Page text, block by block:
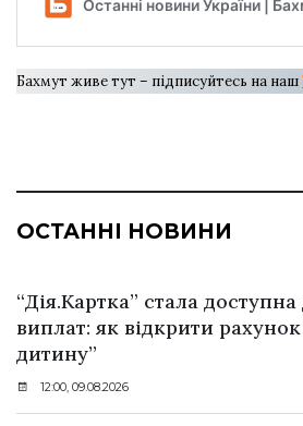
Бахмут живе тут – підписуйтесь на наш
ОСТАННІ НОВИНИ
“Дія.Картка” стала
виплат: як відкрити
дитину”
12:00, 09.08.2026